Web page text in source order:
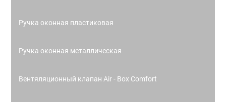
Ручка оконная пластиковая
Ручка оконная металлическая
Вентяляционный клапан Air - Box Comfort